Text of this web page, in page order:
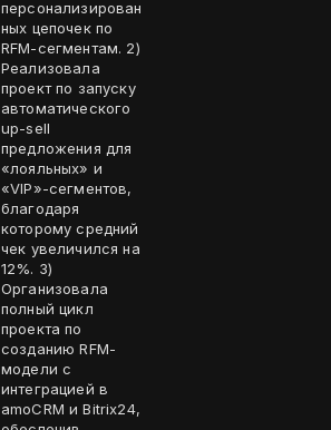
персонализирован
ных цепочек по
RFM-сегментам. 2)
Реализовала
проект по запуску
автоматического
up-sell
предложения для
«лояльных» и
«VIP»-сегментов,
благодаря
которому средний
чек увеличился на
12%. 3)
Организовала
полный цикл
проекта по
созданию RFM-
модели с
интеграцией в
amoCRM и Bitrix24,